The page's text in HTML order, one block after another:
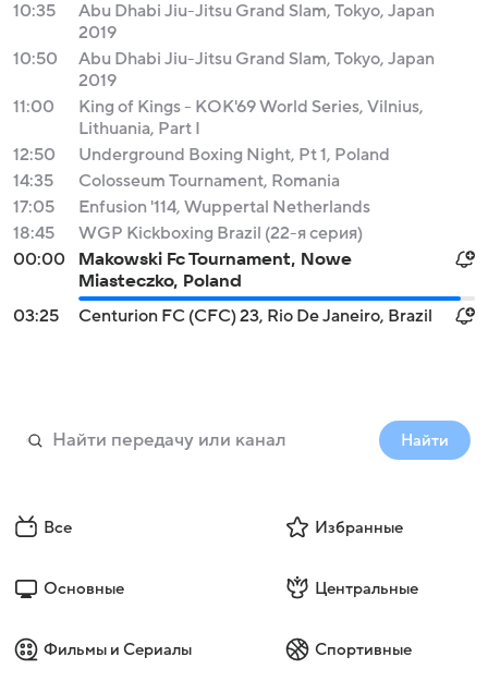
10:35
Abu Dhabi Jiu-Jitsu Grand Slam, Tokyo, Japan
2019
10:50
Abu Dhabi Jiu-Jitsu Grand Slam, Tokyo, Japan
2019
11:00
King of Kings - KOK'69 World Series, Vilnius,
Lithuania, Part I
12:50
Underground Boxing Night, Pt 1, Poland
14:35
Colosseum Tournament, Romania
17:05
Enfusion '114, Wuppertal Netherlands
18:45
WGP Kickboxing Brazil (22-я серия)
00:00
Makowski Fc Tournament, Nowe
Miasteczko, Poland
03:25
Centurion FC (CFC) 23, Rio De Janeiro, Brazil
Найти
Все Избранные
Основные Центральные
Фильмы и Сериалы Спортивные